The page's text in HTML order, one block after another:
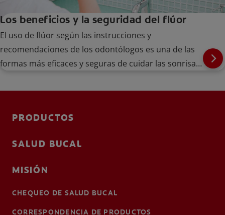
Los beneficios y la seguridad del flúor
El uso de flúor según las instrucciones y
recomendaciones de los odontólogos es una de las
formas más eficaces y seguras de cuidar las sonrisas
PRODUCTOS
SALUD BUCAL
MISIÓN
CHEQUEO DE SALUD BUCAL
CORRESPONDENCIA DE PRODUCTOS